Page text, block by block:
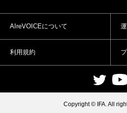
AIreVOICEについて
利用規約
Copyright © IFA. All